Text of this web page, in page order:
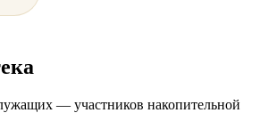
— участников накопительной